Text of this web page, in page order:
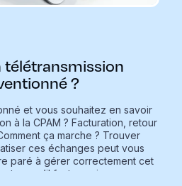
télétransmission
?
et vous souhaitez en savoir
à la CPAM ? Facturation, retour
ça marche ? Trouver
ces échanges peut vous
paré à gérer correctement cet
ce qu’il faut savoir.